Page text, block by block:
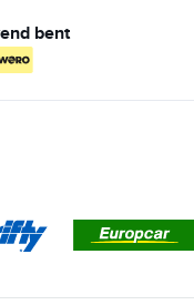
bent